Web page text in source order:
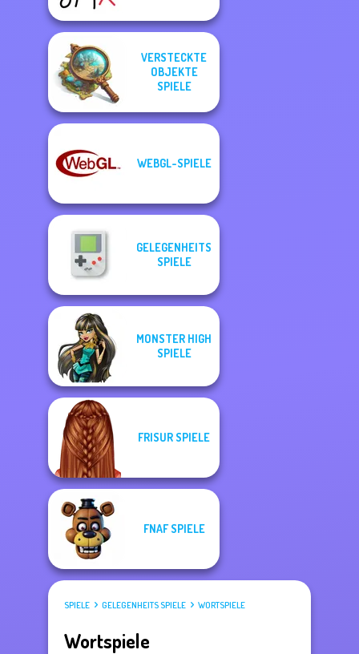
VERSTECKTE
OBJEKTE
SPIELE
WEBGL-SPIELE
GELEGENHEITS
SPIELE
MONSTER HIGH
SPIELE
FRISUR SPIELE
FNAF SPIELE
SPIELE GELEGENHEITS SPIELE WORTSPIELE
Wortspiele